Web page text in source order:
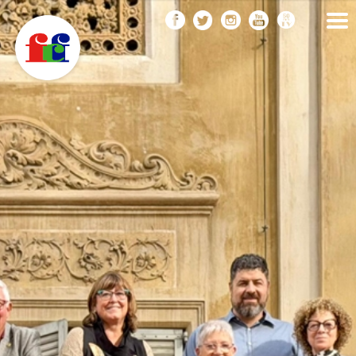
Vés
al
contingut
FEDERACIÓ CATALANA
DE FOTOGRAFIA
F
C
F